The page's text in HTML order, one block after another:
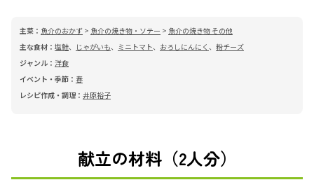
主菜： 魚介のおかず > 魚介の焼き物・ソテー > 魚介の焼き物 その他
主な食材： 塩鮭、 じゃがいも、 ミニトマト、 おろしにんにく 、 粉チーズ
ジャンル： 洋食
イベント・季節： 春
レシピ作成・調理： 井原裕子
献立の材料（2人分）